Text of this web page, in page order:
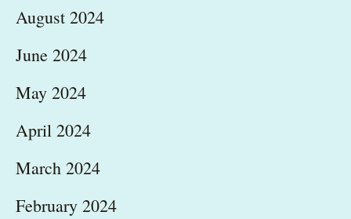
August 2024
June 2024
May 2024
April 2024
March 2024
February 2024